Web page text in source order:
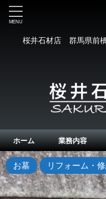
桜井石材店 群馬県前
ホーム 業務内容